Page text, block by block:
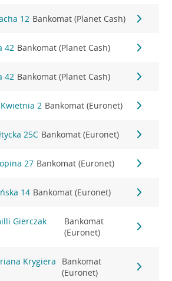
12 Bankomat (Planet Cash)
42 Bankomat (Planet Cash)
42 Bankomat (Planet Cash)
2 Bankomat (Euronet)
25C Bankomat (Euronet)
27 Bankomat (Euronet)
14 Bankomat (Euronet)
Gierczak
Bankomat
(Euronet)
Krygiera
Bankomat
(Euronet)